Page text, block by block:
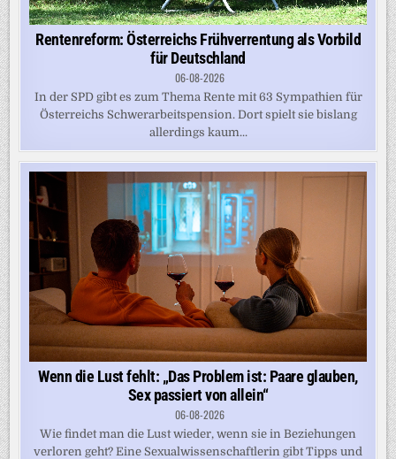
Rentenreform: Österreichs Frühverrentung als Vorbild
für Deutschland
06-08-2026
In der SPD gibt es zum Thema Rente mit 63 Sympathien für
Österreichs Schwerarbeitspension. Dort spielt sie bislang
allerdings kaum...
Wenn die Lust fehlt: „Das Problem ist: Paare glauben,
Sex passiert von allein“
06-08-2026
Wie findet man die Lust wieder, wenn sie in Beziehungen
verloren geht? Eine Sexualwissenschaftlerin gibt Tipps und